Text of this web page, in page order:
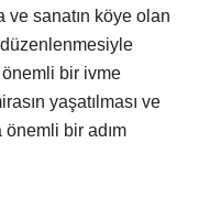
ve sanatın köye olan
düzenlenmesiyle
önemli bir ivme
yaşatılması ve
önemli bir adım